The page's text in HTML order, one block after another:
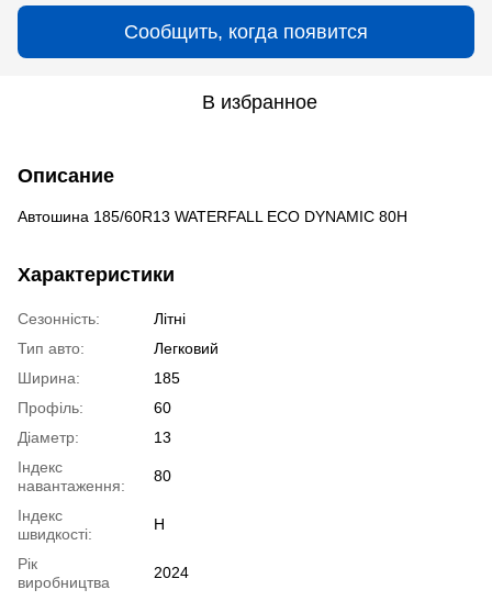
Сообщить, когда появится
В избранное
Описание
Автошина 185/60R13 WATERFALL ECO DYNAMIC 80H
Характеристики
Сезонність:
Літні
Тип авто:
Легковий
Ширина:
185
Профіль:
60
Діаметр:
13
Індекс
навантаження:
80
Індекс
швидкості:
H
Рік
виробництва
2024